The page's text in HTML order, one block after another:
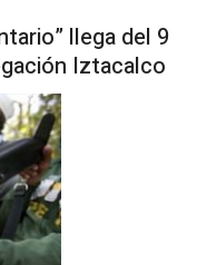
llega del 9
Iztacalco